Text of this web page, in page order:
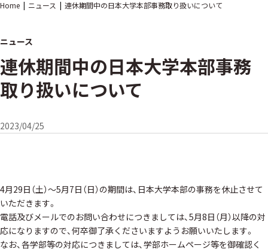
Home ニュース 連休期間中の日本大学本部事務取り扱いについて
ニュース
連休期間中の日本大学本部事務
取り扱いについて
2023/04/25
4月29日（土）～5月7日（日）の期間は、日本大学本部の事務を休止させて
いただきます。
電話及びメールでのお問い合わせにつきましては、5月8日（月）以降の対
応になりますので、何卒御了承くださいますようお願いいたします。
なお、各学部等の対応につきましては、学部ホームページ等を御確認く